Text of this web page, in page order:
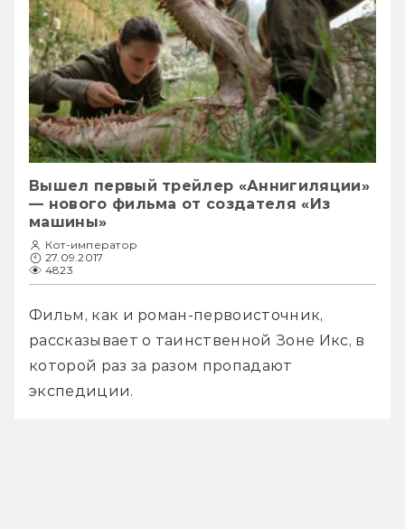
Вышел первый трейлер «Аннигиляции»
— нового фильма от создателя «Из
машины»
Кот-император
27.09.2017
4823
Фильм, как и роман-первоисточник,
рассказывает о таинственной Зоне Икс, в
которой раз за разом пропадают
экспедиции.